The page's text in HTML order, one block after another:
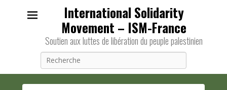
International Solidarity
Movement – ISM-France
Soutien aux luttes de libération du peuple palestinien